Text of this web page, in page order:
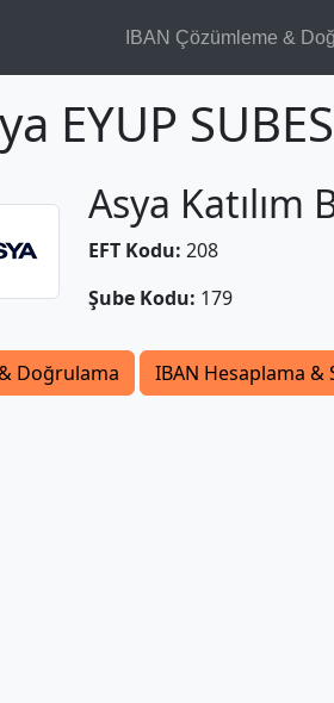
IBAN Çözümleme &
EYUP
Asya Katılım
EFT Kodu: 208
Şube Kodu: 179
Doğrulama IBAN Hesaplama &